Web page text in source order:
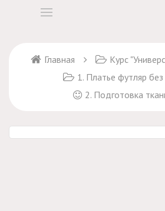
Главная
Курс "Универсальный
1. Платье футляр без
2. Подготовка ткани к